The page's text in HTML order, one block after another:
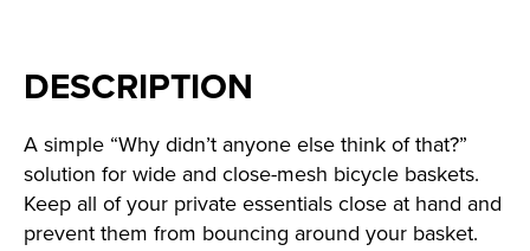
DESCRIPTION
A simple “Why didn’t anyone else think of that?”
solution for wide and close-mesh bicycle baskets.
Keep all of your private essentials close at hand and
prevent them from bouncing around your basket.